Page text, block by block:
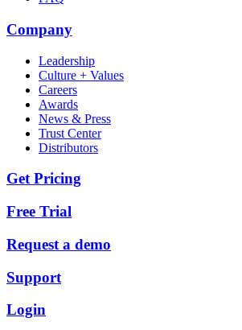
Company
Leadership
Culture + Values
Careers
Awards
News & Press
Trust Center
Distributors
Get Pricing
Free Trial
Request a demo
Support
Login